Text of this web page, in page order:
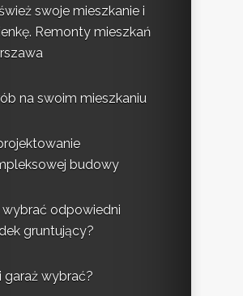
swoje mieszkanie i
Remonty mieszkań
na swoim mieszkaniu
budowy
wybrać odpowiedni
gruntujący?
garaż wybrać?